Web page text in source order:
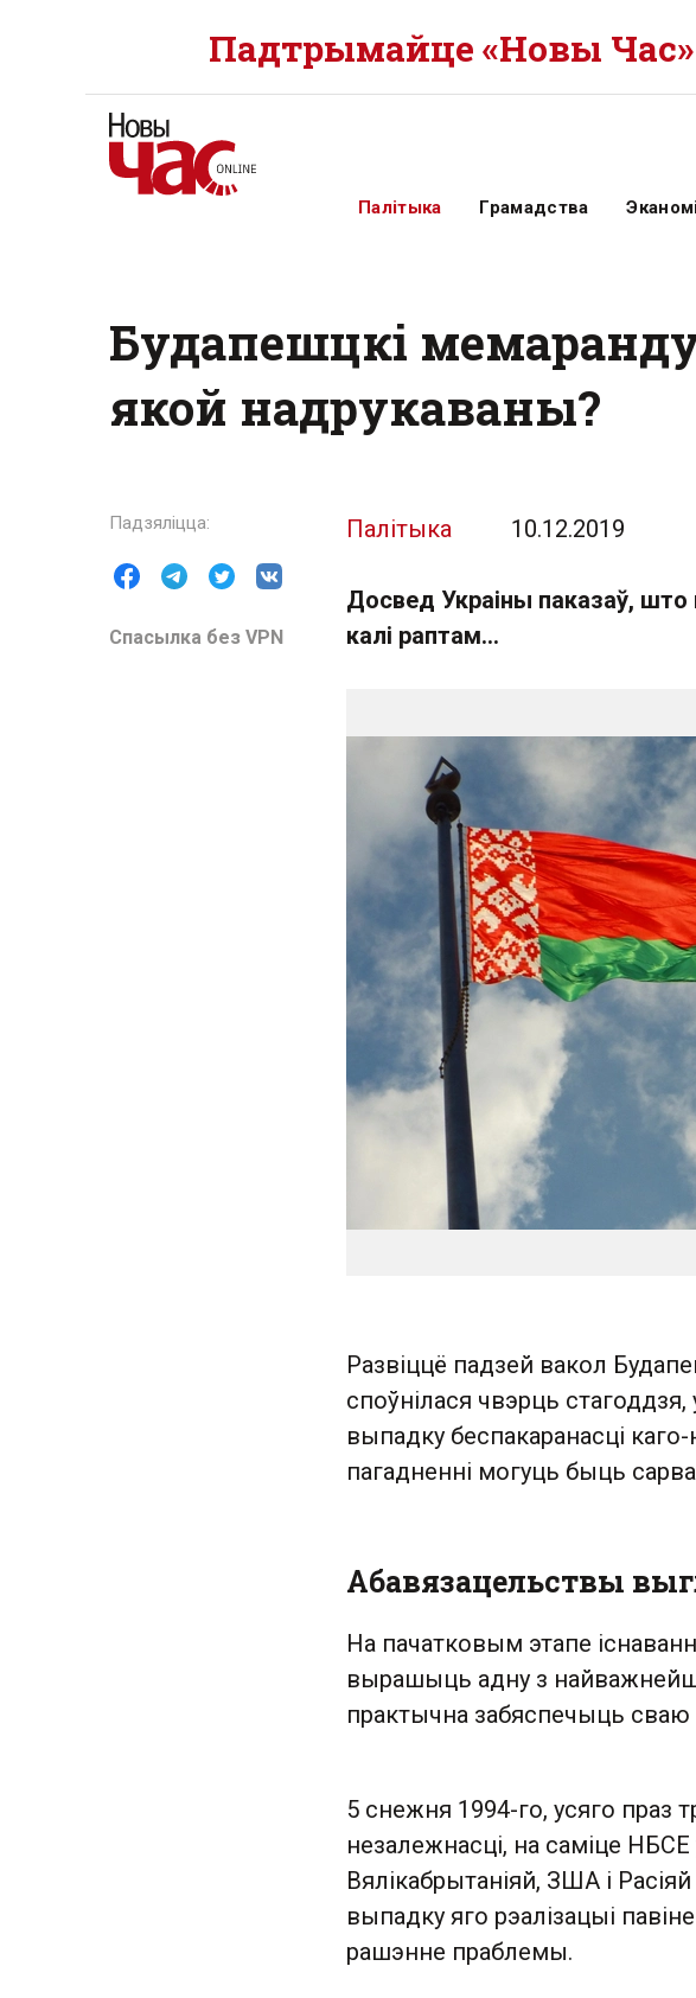
Падтрымайце «Новы Час»
Палітыка Грамадства
Будапешцкі
якой надрукаваны?
Спасылка без VPN
Палітыка 10.12.2019
Досвед Украіны паказаў, што
калі раптам...
Развіццё падзей вакол
споўнілася чвэрць
выпадку беспакаранасці
пагадненні могуць быць
Абавязацельствы
На пачатковым этапе
вырашыць адну з
практычна забяспечыць
5 снежня 1994-го, усяго праз
незалежнасці, на саміце
Вялікабрытаніяй, ЗША і
выпадку яго рэалізацыі
рашэнне праблемы.